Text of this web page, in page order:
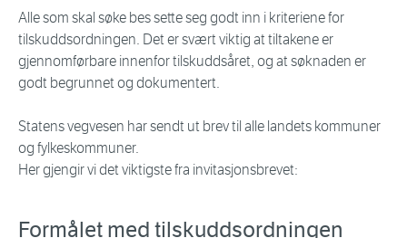
Alle som skal søke bes sette seg godt inn i kriteriene for
tilskuddsordningen. Det er svært viktig at tiltakene er
gjennomførbare innenfor tilskuddsåret, og at søknaden er
godt begrunnet og dokumentert.
Statens vegvesen har sendt ut brev til alle landets kommuner
og fylkeskommuner.
Her gjengir vi det viktigste fra invitasjonsbrevet:
Formålet med tilskuddsordningen